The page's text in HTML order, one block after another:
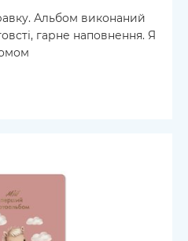
Альбом виконаний
гарне наповнення. Я